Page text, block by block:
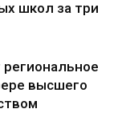
школ за три
региональное
высшего